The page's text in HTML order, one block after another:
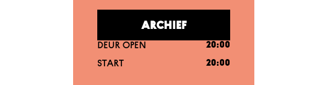
ARCHIEF
DEUR OPEN 20:00
START 20:00